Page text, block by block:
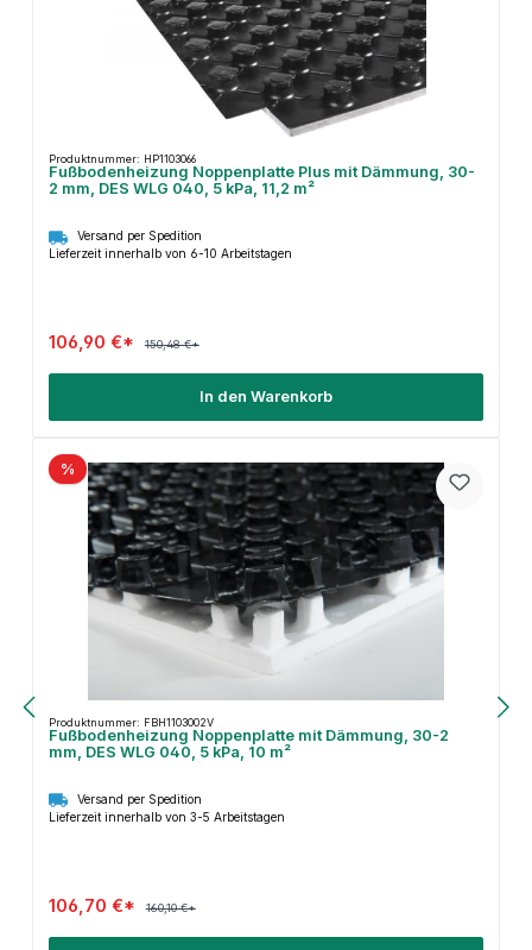
Produktnummer: HP1103066
Fußbodenheizung Noppenplatte Plus mit Dämmung, 30-
2 mm, DES WLG 040, 5 kPa, 11,2 m²
Versand per Spedition
Lieferzeit innerhalb von 6-10 Arbeitstagen
106,90 €* 150,48 €*
In den Warenkorb
%
Produktnummer: FBH1103002V
Fußbodenheizung Noppenplatte mit Dämmung, 30-2
mm, DES WLG 040, 5 kPa, 10 m²
Versand per Spedition
Lieferzeit innerhalb von 3-5 Arbeitstagen
106,70 €* 160,10 €*